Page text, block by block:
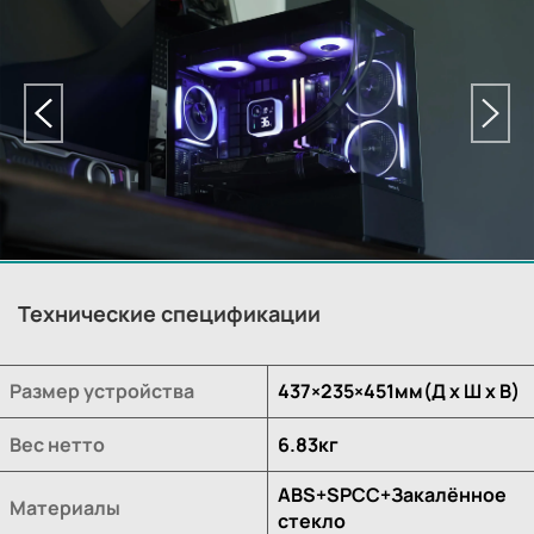
Технические спецификации
Размер устройства 437×235×451мм(Д х Ш х В)
Вес нетто 6.83кг
Материалы
ABS+SPCC+Закалённое
стекло